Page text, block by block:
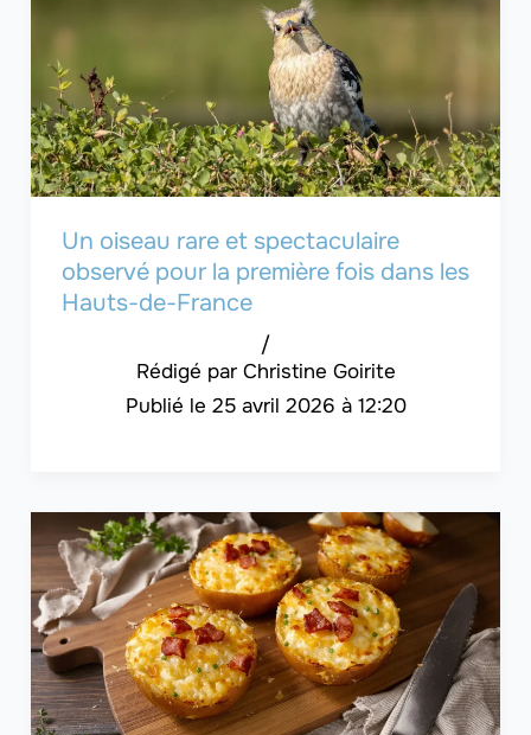
Un oiseau rare et spectaculaire
observé pour la première fois dans les
Hauts-de-France
Christine Goirite
/
25 avril 2026 à 12:20